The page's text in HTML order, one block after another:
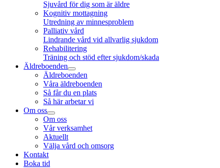
Sjuvård för dig som är äldre
Kognitiv mottagning
Utredning av minnesproblem
Palliativ vård
Lindrande vård vid allvarlig sjukdom
Rehabilitering
Träning och stöd efter sjukdom/skada
Äldreboenden
Äldreboenden
Våra äldreboenden
Så får du en plats
Så här arbetar vi
Om oss
Om oss
Vår verksamhet
Aktuellt
Välja vård och omsorg
Kontakt
Boka tid